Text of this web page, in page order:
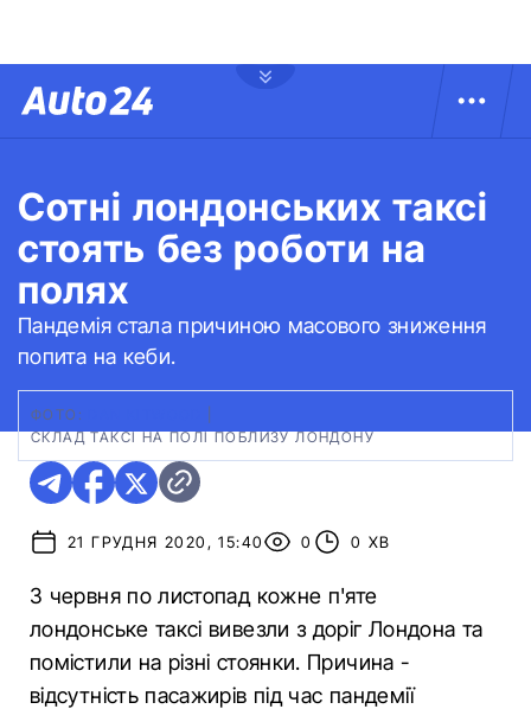
Сотні лондонських таксі
стоять без роботи на
полях
Пандемія стала причиною масового зниження
попита на кеби.
ФОТО:
СКЛАД ТАКСІ НА ПОЛІ ПОБЛИЗУ ЛОНДОНУ
21 ГРУДНЯ 2020, 15:40 0 0 ХВ
З червня по листопад кожне п'яте
лондонське таксі вивезли з доріг Лондона та
помістили на різні стоянки. Причина -
відсутність пасажирів під час пандемії